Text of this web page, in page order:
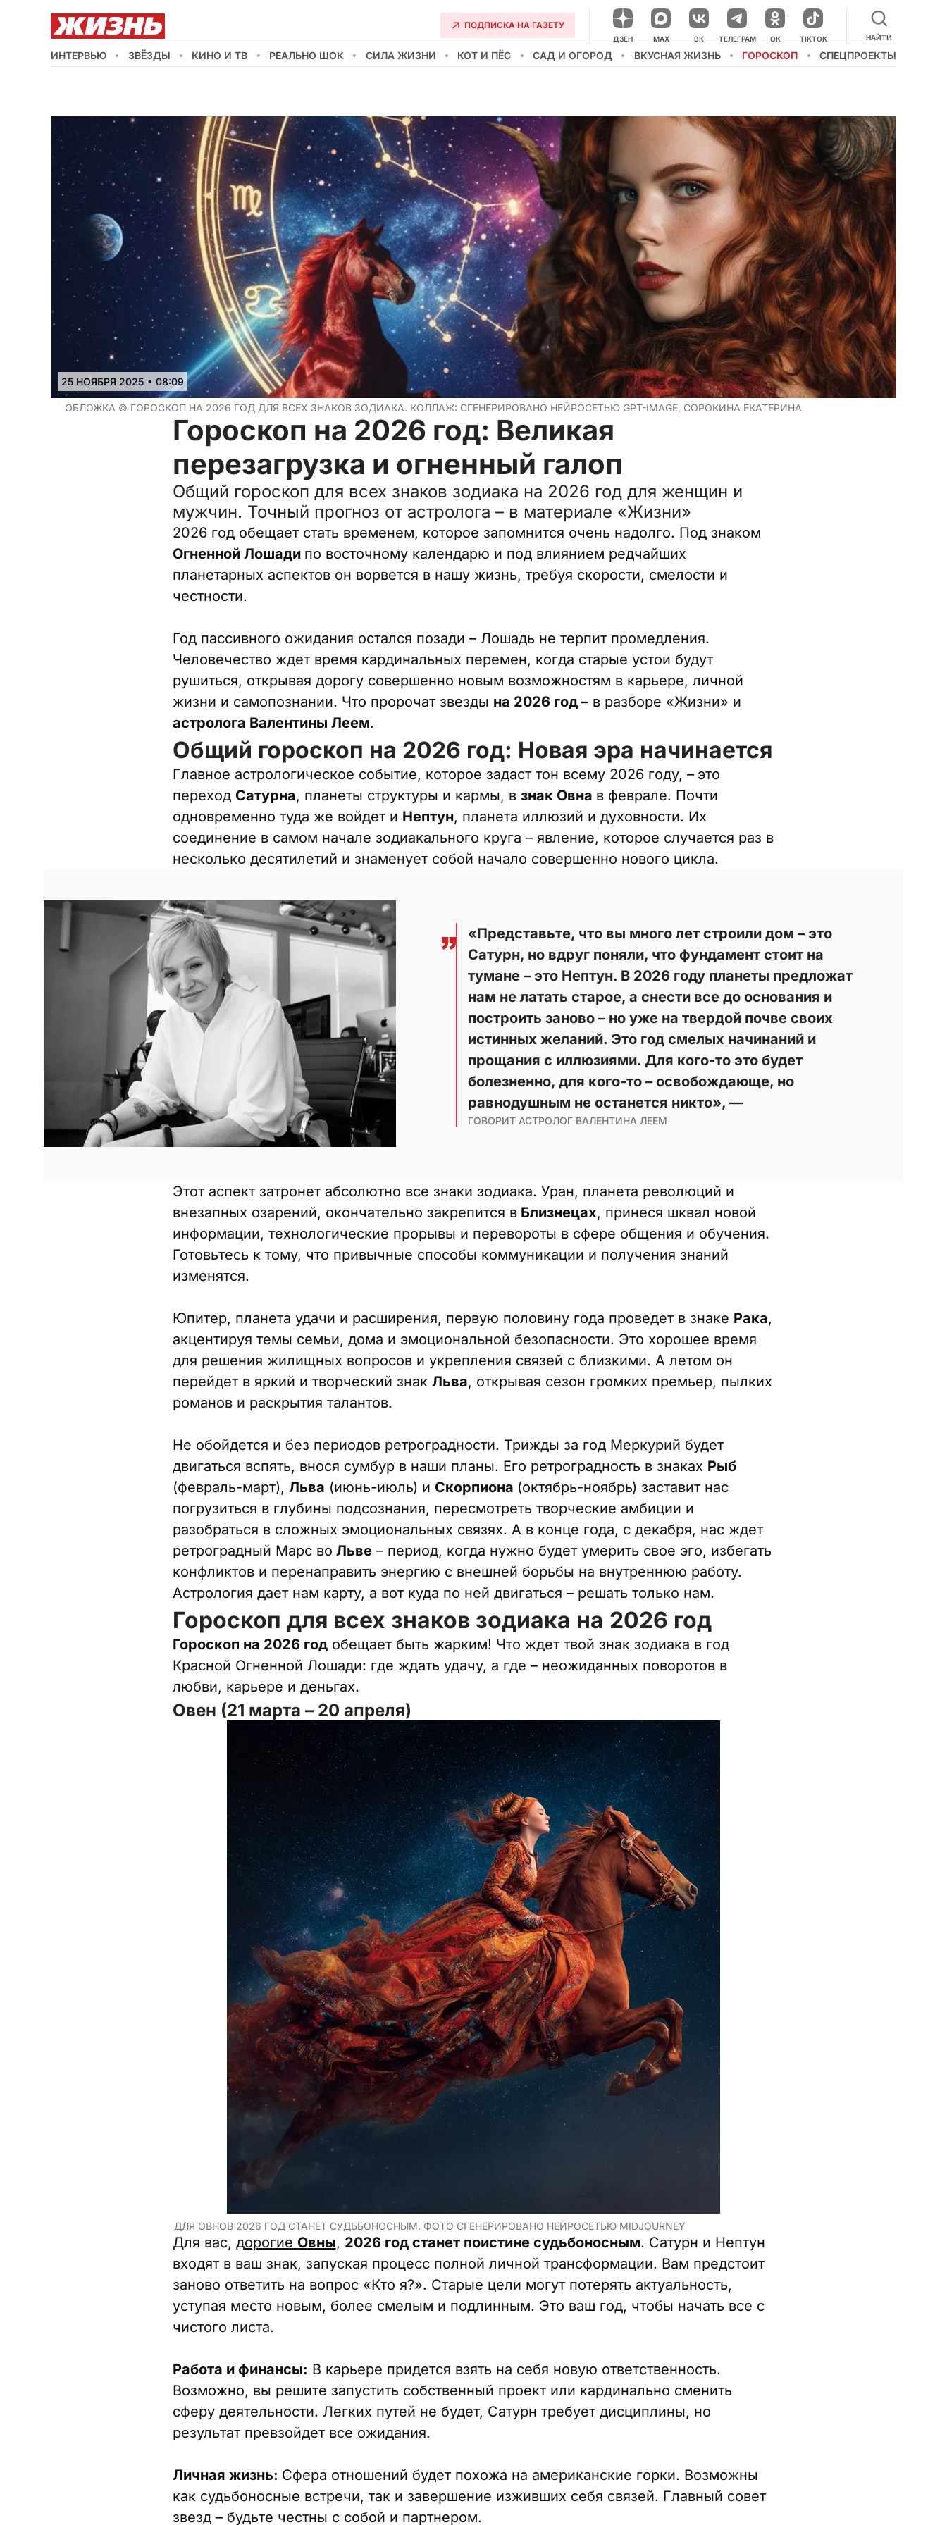
ПОДПИСКА НА ГАЗЕТУ
ДЗЕН НАШ КАНАЛ В МЕССЕНДЖЕРЕ
MAX ВК ТЕЛЕГРАМ ОК TIKTOK НАЙТИ
ИНТЕРВЬЮ ЗВЁЗДЫ КИНО И ТВ РЕАЛЬНО ШОК СИЛА ЖИЗНИ КОТ И ПЁС САД И ОГОРОД ВКУСНАЯ ЖИЗНЬ ГОРОСКОП СПЕЦПРОЕКТЫ
25 НОЯБРЯ 2025 • 08:09
ОБЛОЖКА © ГОРОСКОП НА 2026 ГОД ДЛЯ ВСЕХ ЗНАКОВ ЗОДИАКА. КОЛЛАЖ: СГЕНЕРИРОВАНО НЕЙРОСЕТЬЮ GPT-IMAGE, СОРОКИНА ЕКАТЕРИНА
Гороскоп на 2026 год: Великая
перезагрузка и огненный галоп
Общий гороскоп для всех знаков зодиака на 2026 год для женщин и
мужчин. Точный прогноз от астролога – в материале «Жизни»
2026 год обещает стать временем, которое запомнится очень надолго. Под знаком
Огненной Лошади по восточному календарю и под влиянием редчайших
планетарных аспектов он ворвется в нашу жизнь, требуя скорости, смелости и
честности.
Год пассивного ожидания остался позади – Лошадь не терпит промедления.
Человечество ждет время кардинальных перемен, когда старые устои будут
рушиться, открывая дорогу совершенно новым возможностям в карьере, личной
жизни и самопознании. Что пророчат звезды на 2026 год –в разборе «Жизни» и
астролога Валентины Леем.
Общий гороскоп на 2026 год: Новая эра начинается
Главное астрологическое событие, которое задаст тон всему 2026 году, – это
переход Сатурна, планеты структуры и кармы, в знак Овна в феврале. Почти
одновременно туда же войдет и Нептун, планета иллюзий и духовности. Их
соединение в самом начале зодиакального круга – явление, которое случается раз в
несколько десятилетий и знаменует собой начало совершенно нового цикла.
«Представьте, что вы много лет строили дом – это
Сатурн, но вдруг поняли, что фундамент стоит на
тумане – это Нептун. В 2026 году планеты предложат
нам не латать старое, а снести все до основания и
построить заново – но уже на твердой почве своих
истинных желаний. Это год смелых начинаний и
прощания с иллюзиями. Для кого-то это будет
болезненно, для кого-то – освобождающе, но
равнодушным не останется никто», —
ГОВОРИТ АСТРОЛОГ ВАЛЕНТИНА ЛЕЕМ
Этот аспект затронет абсолютно все знаки зодиака. Уран, планета революций и
внезапных озарений, окончательно закрепится вБлизнецах, принеся шквал новой
информации, технологические прорывы и перевороты в сфере общения и обучения.
Готовьтесь к тому, что привычные способы коммуникации и получения знаний
изменятся.
Юпитер, планета удачи и расширения, первую половину года проведет в знаке Рака,
акцентируя темы семьи, дома и эмоциональной безопасности. Это хорошее время
для решения жилищных вопросов и укрепления связей с близкими. А летом он
перейдет в яркий и творческий знак Льва, открывая сезон громких премьер, пылких
романов и раскрытия талантов.
Не обойдется и без периодов ретроградности. Трижды за год Меркурий будет
двигаться вспять, внося сумбур в наши планы. Его ретроградность в знаках Рыб
(февраль-март), Льва (июнь-июль) и Скорпиона (октябрь-ноябрь) заставит нас
погрузиться в глубины подсознания, пересмотреть творческие амбиции и
разобраться в сложных эмоциональных связях. А в конце года, с декабря, нас ждет
ретроградный Марс во Льве– период, когда нужно будет умерить свое эго, избегать
конфликтов и перенаправить энергию с внешней борьбы на внутреннюю работу.
Астрология дает нам карту, а вот куда по ней двигаться – решать только нам.
Гороскоп для всех знаков зодиака на 2026 год
Гороскоп на 2026 годобещает быть жарким! Что ждет твой знак зодиака в год
Красной Огненной Лошади: где ждать удачу, а где – неожиданных поворотов в
любви, карьере и деньгах.
Овен (21 марта – 20 апреля)
ДЛЯ ОВНОВ 2026 ГОД СТАНЕТ СУДЬБОНОСНЫМ. ФОТО СГЕНЕРИРОВАНО НЕЙРОСЕТЬЮ MIDJOURNEY
Для вас, дорогие Овны, 2026 год станет поистине судьбоносным. Сатурн и Нептун
входят в ваш знак, запуская процесс полной личной трансформации. Вам предстоит
заново ответить на вопрос «Кто я?». Старые цели могут потерять актуальность,
уступая место новым, более смелым и подлинным. Это ваш год, чтобы начать все с
чистого листа.
Работа и финансы: В карьере придется взять на себя новую ответственность.
Возможно, вы решите запустить собственный проект или кардинально сменить
сферу деятельности. Легких путей не будет, Сатурн требует дисциплины, но
результат превзойдет все ожидания.
Личная жизнь: Сфера отношений будет похожа на американские горки. Возможны
как судьбоносные встречи, так и завершение изживших себя связей. Главный совет
звезд – будьте честны с собой и партнером.